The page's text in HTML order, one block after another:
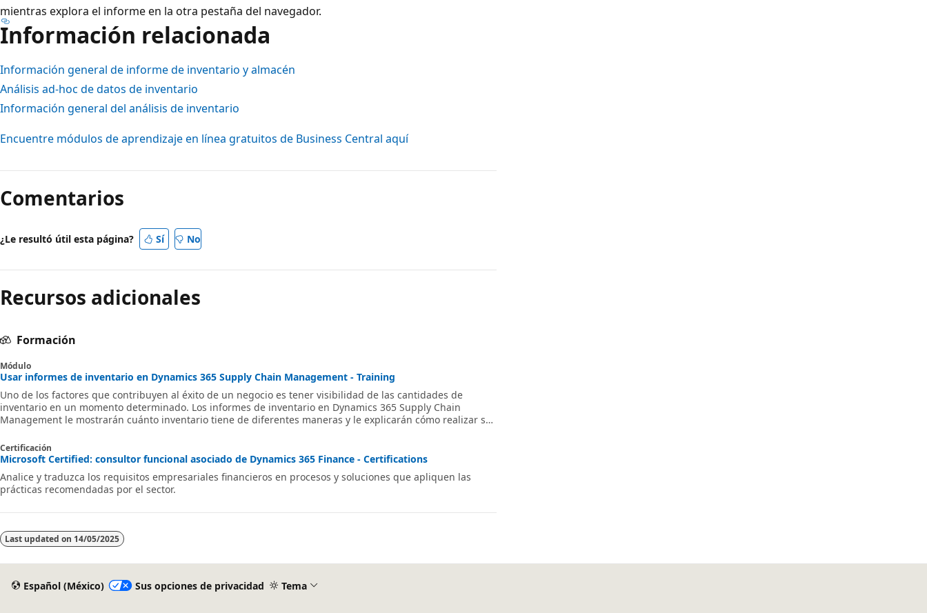
mientras explora el informe en la otra pestaña del navegador.
Información relacionada
Información general de informe de inventario y almacén
Análisis ad-hoc de datos de inventario
Información general del análisis de inventario
Encuentre módulos de aprendizaje en línea gratuitos de Business Central aquí
de
lectura
Comentarios
¿Le resultó útil esta página? Sí No
Recursos adicionales
Formación
Módulo
Usar informes de inventario en Dynamics 365 Supply Chain Management - Training
Uno de los factores que contribuyen al éxito de un negocio es tener visibilidad de las cantidades de
inventario en un momento determinado. Los informes de inventario en Dynamics 365 Supply Chain
Management le mostrarán cuánto inventario tiene de diferentes maneras y le explicarán cómo realizar sus
Certificación
Microsoft Certified: consultor funcional asociado de Dynamics 365 Finance - Certifications
Analice y traduzca los requisitos empresariales financieros en procesos y soluciones que apliquen las
prácticas recomendadas por el sector.
Last updated on 14/05/2025
Español (México) Sus opciones de privacidad Tema